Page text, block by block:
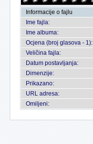
Informacije o fajlu
Ime fajla:
Ime albuma:
Ocjena (broj glasova - 1):
Veličina fajla:
Datum postavljanja:
Dimenzije:
Prikazano:
URL adresa:
Omiljeni: